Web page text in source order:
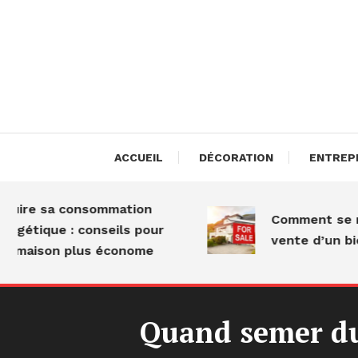
Les
ACCUEIL DÉCORATION
consommation
: conseils pour
plus économe
Comment se répartit
vente d’un bien
Quand semer